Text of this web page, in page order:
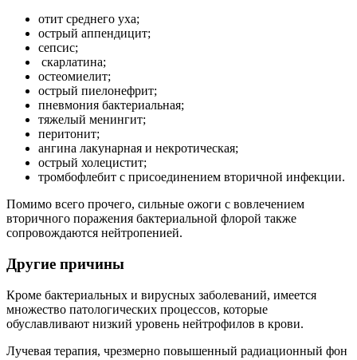
отит среднего уха;
острый аппендицит;
сепсис;
скарлатина;
остеомиелит;
острый пиелонефрит;
пневмония бактериальная;
тяжелый менингит;
перитонит;
ангина лакунарная и некротическая;
острый холецистит;
тромбофлебит с присоединением вторичной инфекции.
Помимо всего прочего, сильные ожоги с вовлечением
вторичного поражения бактериальной флорой также
сопровождаются нейтропенией.
Другие причины
Кроме бактериальных и вирусных заболеваний, имеется
множество патологических процессов, которые
обуславливают низкий уровень нейтрофилов в крови.
Лучевая терапия, чрезмерно повышенный радиационный фон